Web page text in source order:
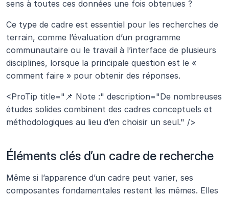
sens à toutes ces données une fois obtenues ?
Ce type de cadre est essentiel pour les recherches de
terrain, comme l’évaluation d’un programme
communautaire ou le travail à l’interface de plusieurs
disciplines, lorsque la principale question est le «
comment faire » pour obtenir des réponses.
<ProTip title="📌 Note :" description="De nombreuses
études solides combinent des cadres conceptuels et
méthodologiques au lieu d’en choisir un seul." />
Éléments clés d’un cadre de recherche
Même si l’apparence d’un cadre peut varier, ses
composantes fondamentales restent les mêmes. Elles